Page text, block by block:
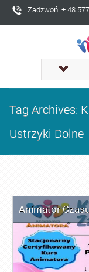
Zadzwoń + 48
Tag Archives:
Ustrzyki Dolne
Animator